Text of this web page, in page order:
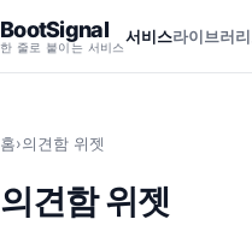
BootSignal
한 줄로 붙이는 서비스
서비스라이브러리
홈›의견함 위젯
의견함 위젯